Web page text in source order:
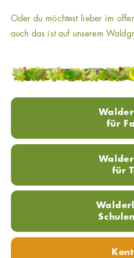
Oder du möchtest lieber im
auch das ist auf unserem
für
für